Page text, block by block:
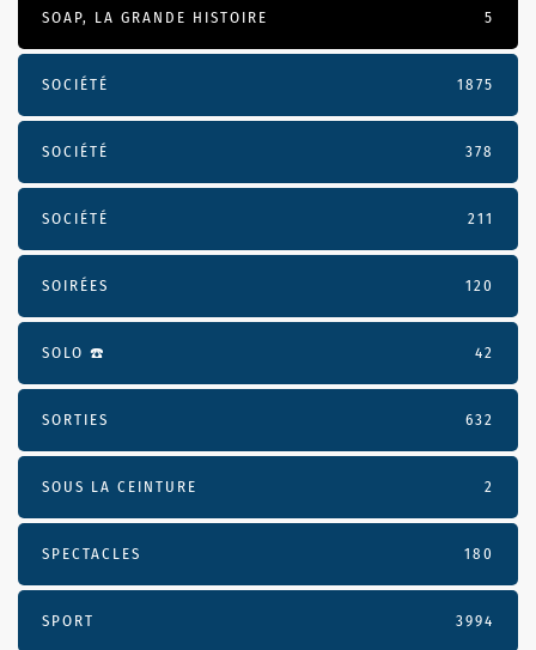
SOAP, LA GRANDE HISTOIRE 5
SOCIÉTÉ 1875
SOCIÉTÉ 378
SOCIÉTÉ 211
SOIRÉES 120
SOLO ☎️ 42
SORTIES 632
SOUS LA CEINTURE 2
SPECTACLES 180
SPORT 3994